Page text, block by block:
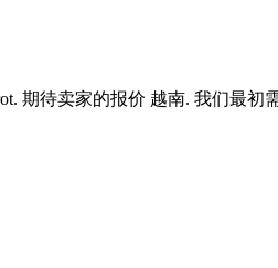
期待卖家的报价 越南. 我们最初